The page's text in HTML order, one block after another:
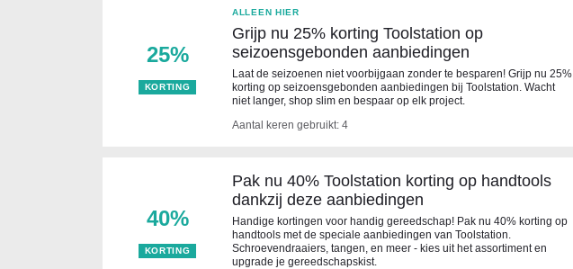
25%
KORTING
ALLEEN HIER
Grijp nu 25% korting Toolstation op
seizoensgebonden aanbiedingen
Laat de seizoenen niet voorbijgaan zonder te besparen! Grijp nu 25%
korting op seizoensgebonden aanbiedingen bij Toolstation. Wacht
niet langer, shop slim en bespaar op elk project.
Aantal keren gebruikt: 4
40%
KORTING
Pak nu 40% Toolstation korting op handtools
dankzij deze aanbiedingen
Handige kortingen voor handig gereedschap! Pak nu 40% korting op
handtools met de speciale aanbiedingen van Toolstation.
Schroevendraaiers, tangen, en meer - kies uit het assortiment en
upgrade je gereedschapskist.